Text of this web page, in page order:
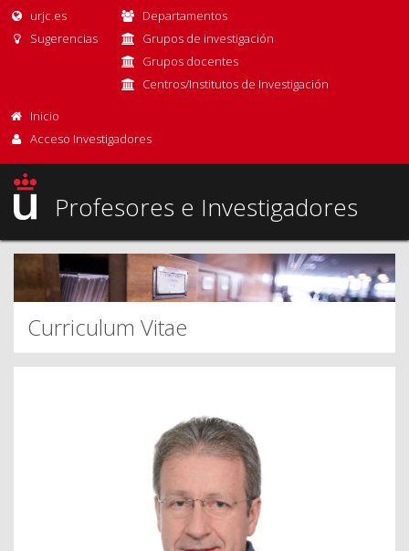
urjc.es
Sugerencias
Departamentos
Grupos de investigación
Grupos docentes
Centros/Institutos de Investigación
Inicio
Acceso Investigadores
Profesores e Investigadores
Curriculum Vitae